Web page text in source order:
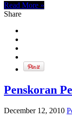
Read More »
Share
Penskoran
December 12, 2010